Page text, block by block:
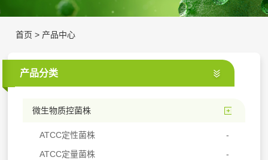
首页 > 产品中心
产品分类
微生物质控菌株
ATCC定性菌株
ATCC定量菌株